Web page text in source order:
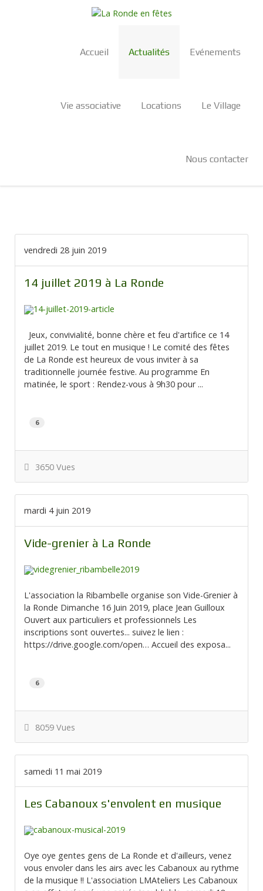
Accueil Actualités Evénements
Vie associative Locations Le Village
Nous contacter
vendredi 28 juin 2019
14 juillet 2019 à La Ronde
Jeux, convivialité, bonne chère et feu d'artifice ce 14
juillet 2019. Le tout en musique ! Le comité des fêtes
de La Ronde est heureux de vous inviter à sa
traditionnelle journée festive. Au programme En
matinée, le sport : Rendez-vous à 9h30 pour ...
6
3650 Vues
mardi 4 juin 2019
Vide-grenier à La Ronde
L'association la Ribambelle organise son Vide-Grenier à
la Ronde Dimanche 16 Juin 2019, place Jean Guilloux
Ouvert aux particuliers et professionnels Les
inscriptions sont ouvertes... suivez le lien :
https://drive.google.com/open… Accueil des exposa...
6
8059 Vues
samedi 11 mai 2019
Les Cabanoux s'envolent en musique
Oye oye gentes gens de La Ronde et d'ailleurs, venez
vous envoler dans les airs avec les Cabanoux au rythme
de la musique !! L'association LMAteliers Les Cabanoux